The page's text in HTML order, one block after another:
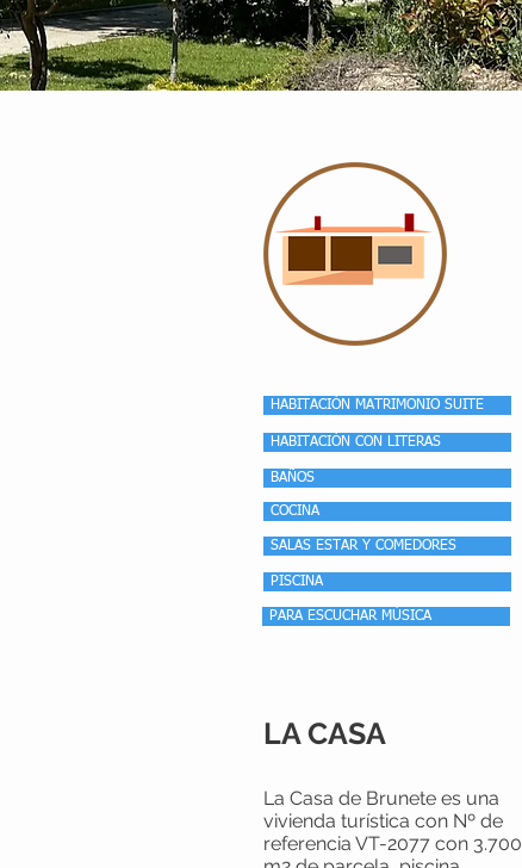
LA CASA
La Casa de Brunete es una
vivienda turística con Nº de
referencia VT-2077 con 3.700
HABITACIÓN MATRIMONIO SUITE
HABITACIÓN CON LITERAS
BAÑOS
COCINA
SALAS ESTAR Y COMEDORES
PISCINA
PARA ESCUCHAR MÚSICA